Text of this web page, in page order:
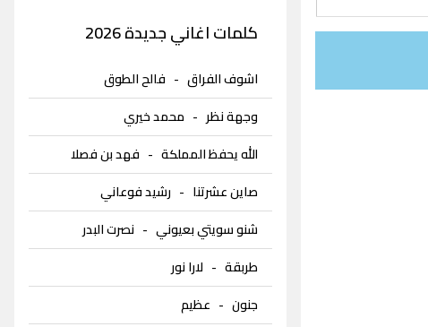
كلمات اغاني جديدة 2026
اشوف الفراق- فالح الطوق
وجهة نظر - محمد خيري
الله يحفظ المملكة- فهد بن فصلا
صاين عشرتنا - رشيد فوعاني
شنو سويتي بعيوني- نصرت البدر
طربقة- لارا نور
جنون- عظيم